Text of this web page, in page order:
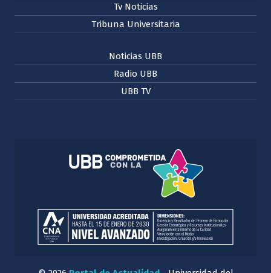
Tv Noticias
Tribuna Universitaria
Noticias UBB
Radio UBB
UBB TV